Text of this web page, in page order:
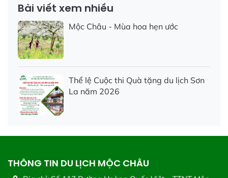
Bài viết xem nhiều
Mộc Châu - Mùa hoa hẹn ước
Thể lệ Cuộc thi Quà tặng du lịch Sơn
La năm 2026
THÔNG TIN DU LỊCH MỘC CHÂU